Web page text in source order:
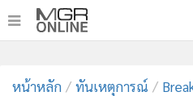
• ทันเหตุการณ์
หน้าหลัก ทันเหตุการณ์